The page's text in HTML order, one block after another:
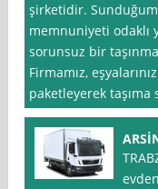
şirketidir.
memnuniyeti odaklı
sorunsuz bir
Firmamız,
paketleyerek taşıma